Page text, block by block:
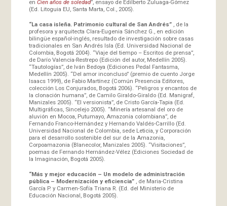
en Cien años de soledad”, ensayo de Edilberto Zuluaga-Gómez
(Ed. Litoguia EU, Santa Marta, Col., 2005).
“La casa isleña. Patrimonio cultural de San Andrés”
, de la
profesora y arquitecta Clara-Eugenia Sánchez G., en edición
bilingüe español-inglés, resultado de investigación sobre casas
tradicionales en San Andrés Isla (Ed. Universidad Nacional de
Colombia, Bogotá 2004). “Viaje del tiempo – Escritos de prensa”,
de Darío Valencia-Restrepo (Edición del autor, Medellín 2005).
“Tautologías”, de Iván Bedoya (Ediciones Pedal Fantasma,
Medellín 2005). “Del amor inconcluso” (premio de cuento Jorge
Isaacs 1999), de Fabio Martínez (Común Presencia Editores,
colección Los Conjurados, Bogotá 2006). “Peligros y encantos de
la clonación humana”, de Camilo Giraldo-Giraldo (Ed. Manigraf,
Manizales 2005). “El versionista”, de Cristo García-Tapia (Ed.
Multigráficas, Sincelejo 2005). “Minería artesanal del oro de
aluvión en Mocoa, Putumayo, Amazonia colombiana”, de
Fernando Franco-Hernández y Hernando Valdés-Carrillo (Ed.
Universidad Nacional de Colombia, sede Leticia, y Corporación
para el desarrollo sostenible del sur de la Amazonia,
Corpoamazonia (Blanecolor, Manizales 2005). “Visitaciones”,
poemas de Fernando Hernández-Vélez (Ediciones Sociedad de
la Imaginación, Bogotá 2005).
“Más y mejor educación – Un modelo de administración
pública – Modernización y eficiencia”
, de Maria-Cristina
García P. y Carmen-Sofía Triana R. (Ed. del Ministerio de
Educación Nacional, Bogotá 2005).